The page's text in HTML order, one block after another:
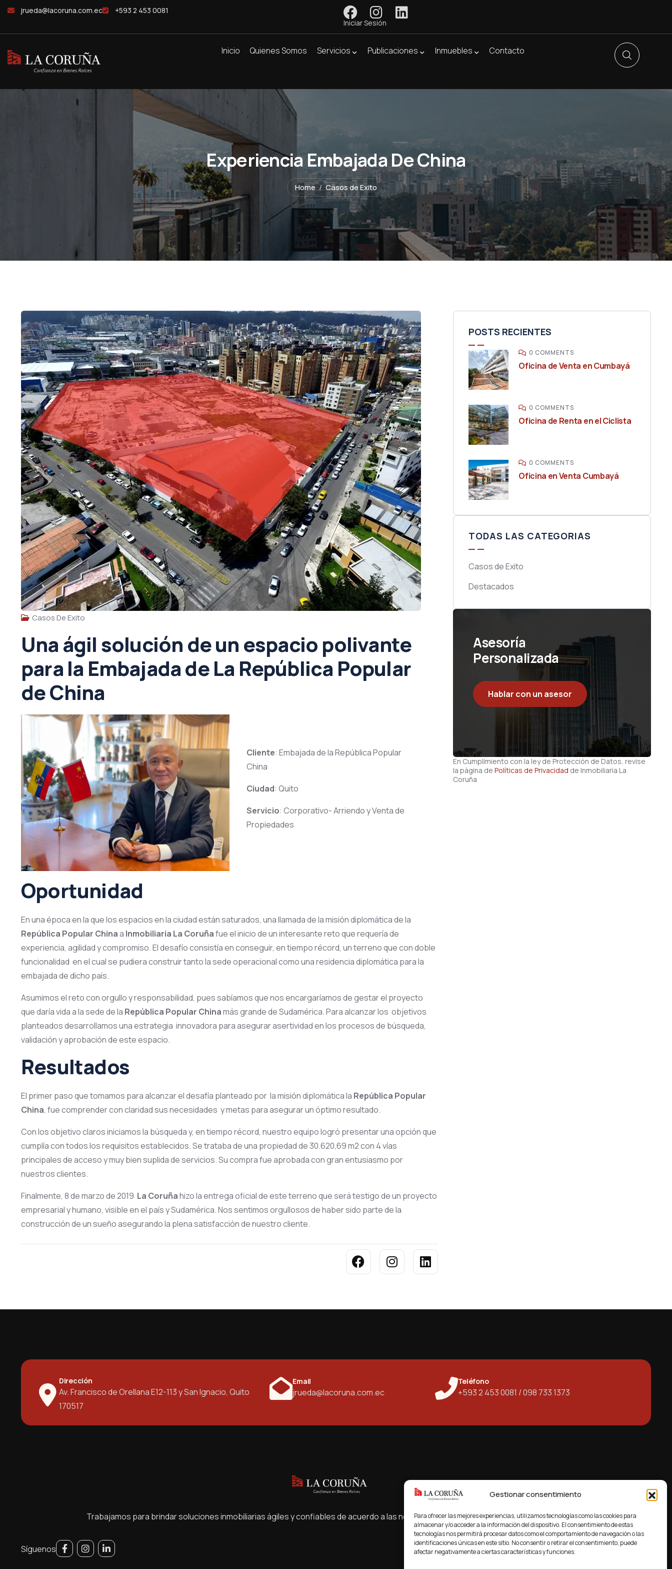
Gestionar consentimiento
Para ofrecer las mejores experiencias, utilizamos tecnologías como las cookies para
almacenar y/o acceder a la información del dispositivo. El consentimiento de estas
tecnologías nos permitirá procesar datos como el comportamiento de navegación o las
identificaciones únicas en este sitio. No consentir o retirar el consentimiento, puede
afectar negativamente a ciertas características y funciones.
jrueda@lacoruna.com.ec
+593 2 453 0081
Iniciar Sesión
Inicio Quienes Somos Servicios Publicaciones Inmuebles Contacto
Experiencia Embajada De China
Home Casos de Exito
Casos De Exito
Una ágil solución de un espacio polivante
para la Embajada de La República Popular
de China
Cliente: Embajada de la República Popular
China
Ciudad: Quito
Servicio: Corporativo- Arriendo y Venta de
Propiedades
Oportunidad
En una época en la que los espacios en la ciudad están saturados, una llamada de la misión diplomática de la
República Popular Chinaa Inmobiliaria La Coruñafue el inicio de un interesante reto que requería de
experiencia, agilidad y compromiso. El desafío consistía en conseguir, en tiempo récord, un terreno que con doble
funcionalidad en el cual se pudiera construir tanto la sede operacional como una residencia diplomática para la
embajada de dicho país.
Asumimos el reto con orgullo y responsabilidad, pues sabíamos que nos encargaríamos de gestar el proyecto
que daría vida a la sede de la República Popular Chinamás grande de Sudamérica. Para alcanzar los objetivos
planteados desarrollamos una estrategia innovadora para asegurar asertividad en los procesos de búsqueda,
validación y aprobación de este espacio.
Resultados
El primer paso que tomamos para alcanzar el desafía planteado por la misión diplomática la República Popular
China, fue comprender con claridad sus necesidades y metas para asegurar un óptimo resultado.
Con los objetivo claros iniciamos la búsqueda y, en tiempo récord, nuestro equipo logró presentar una opción que
cumplía con todos los requisitos establecidos. Se trataba de una propiedad de 30.620,69 m2 con 4 vías
principales de acceso y muy bien suplida de servicios. Su compra fue aprobada con gran entusiasmo por
nuestros clientes.
Finalmente, 8 de marzo de 2019 La Coruñahizo la entrega oficial de este terreno que será testigo de un proyecto
empresarial y humano, visible en el país y Sudamérica. Nos sentimos orgullosos de haber sido parte de la
construcción de un sueño asegurando la plena satisfacción de nuestro cliente.
POSTS RECIENTES
0 COMMENTS
Oficina de Venta en Cumbayá
0 COMMENTS
Oficina de Renta en el Ciclista
0 COMMENTS
Oficina en Venta Cumbayá
TODAS LAS CATEGORIAS
Casos de Exito
Destacados
Asesoría
Personalizada
Hablar con un asesor
En Cumplimiento con la ley de Protección de Datos, revise
la página dePolíticas de Privacidad de Inmobiliaria La
Coruña
Dirección
Av. Francisco de Orellana E12-113 y San Ignacio, Quito
170517
Email
jrueda@lacoruna.com.ec
Teléfono
+593 2 453 0081 / 098 733 1373
Trabajamos para brindar soluciones inmobiliarias ágiles y confiables de acuerdo a las necesidades de cada uno de nuestros clientes.
Síguenos